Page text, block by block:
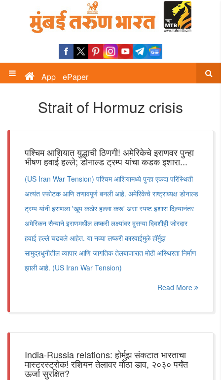
App ePaper
Strait of Hormuz crisis
पश्चिम आशियात युद्धाची ठिणगी! अमेरिकेचे इराणवर पुन्हा
भीषण हवाई हल्ले; डोनाल्ड ट्रम्प यांचा कडक इशारा...
(US Iran War Tension) पश्चिम आशियामध्ये पुन्हा एकदा परिस्थिती
अत्यंत स्फोटक आणि तणावपूर्ण बनली आहे. अमेरिकेचे राष्ट्राध्यक्ष डोनाल्ड
ट्रम्प यांनी इराणला 'खूप कठोर हल्ला करू' असा स्पष्ट इशारा दिल्यानंतर
अमेरिकन सैन्याने इराणमधील लष्करी लक्ष्यांवर दुसऱ्या दिवशीही जोरदार
हवाई हल्ले चढवले आहेत. या नव्या लष्करी कारवाईमुळे हॉर्मुझ
सामुद्रधुनीतील व्यापार आणि जागतिक तेलबाजारात मोठी अस्थिरता निर्माण
झाली आहे. (US Iran War Tension)
Read More
India-Russia relations: होर्मुझ संकटात भारताचा
मास्टरस्ट्रोक! रशियन तेलावर मोठा डाव, २०३० पर्यंत
ऊर्जा सुरक्षित?